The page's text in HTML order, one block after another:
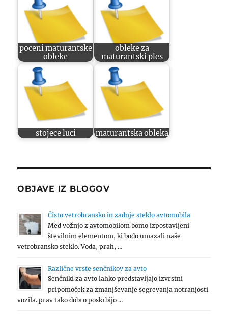
poceni maturantske
obleke
obleke za
maturantski ples
stojece luci maturantska obleka
OBJAVE IZ BLOGOV
Čisto vetrobransko in zadnje steklo avtomobila
Med vožnjo z avtomobilom bomo izpostavljeni
številnim elementom, ki bodo umazali naše
vetrobransko steklo. Voda, prah, …
Različne vrste senčnikov za avto
Senčniki za avto lahko predstavljajo izvrstni
pripomoček za zmanjševanje segrevanja notranjosti
vozila. prav tako dobro poskrbijo …